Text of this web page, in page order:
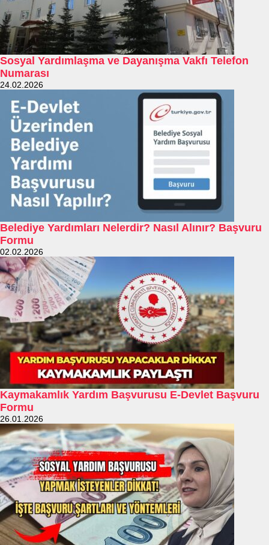
Sosyal Yardımlaşma ve Dayanışma Vakfı Telefon
Numarası
24.02.2026
Belediye Yardımları Nelerdir? Nasıl Alınır? Başvuru
Formu
02.02.2026
Kaymakamlık Yardım Başvurusu E-Devlet Başvuru
Formu
26.01.2026